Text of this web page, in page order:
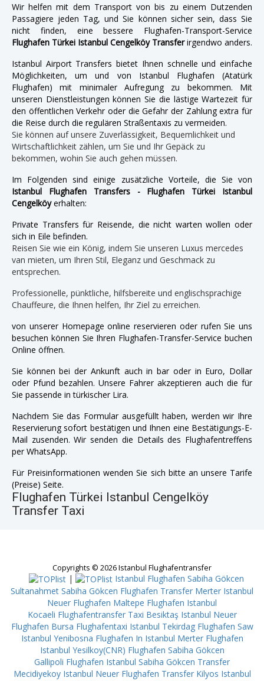
Wir helfen mit dem Transport von bis zu einem Dutzenden
Passagiere jeden Tag, und Sie können sicher sein, dass Sie
nicht finden, eine bessere Flughafen-Transport-Service
Flughafen Türkei Istanbul Cengelköy Transferirgendwo anders.
Istanbul Airport Transfers bietet Ihnen schnelle und einfache
Möglichkeiten, um und von Istanbul Flughafen (Atatürk
Flughafen) mit minimaler Aufregung zu bekommen. Mit
unseren Dienstleistungen können Sie die lästige Wartezeit für
den öffentlichen Verkehr oder die Gefahr der Zahlung extra für
die Reise durch die regulären Straßentaxis zu vermeiden.
Sie können auf unsere Zuverlässigkeit, Bequemlichkeit und
Wirtschaftlichkeit zählen, um Sie und Ihr Gepäck zu
bekommen, wohin Sie auch gehen müssen.
Im Folgenden sind einige zusätzliche Vorteile, die Sie von
Istanbul Flughafen Transfers - Flughafen Türkei Istanbul
Cengelköyerhalten:
Private Transfers für Reisende, die nicht warten wollen oder
sich in Eile befinden.
Reisen Sie wie ein König, indem Sie unseren Luxus mercedes
van mieten, um Ihren Stil, Eleganz und Geschmack zu
entsprechen.
Professionelle, pünktliche, hilfsbereite und englischsprachige
Chauffeure, die Ihnen helfen, Ihr Ziel zu erreichen.
von unserer Homepage online reservieren oder rufen Sie uns
besuchen können Sie Ihren Flughafen-Transfer-Service buchen
Online öffnen.
Sie können bei der Ankunft auch in bar oder in Euro, Dollar
oder Pfund bezahlen. Unsere Fahrer akzeptieren auch die für
Sie passende in türkischer Lira.
Nachdem Sie das Formular ausgefüllt haben, werden wir Ihre
Reservierung sofort bestätigen und Ihnen eine Bestätigungs-E-
Mail zusenden. Wir senden die Details des Flughafentreffens
per WhatsApp.
Für Preisinformationen wenden Sie sich bitte an unsere Tarife
(Preise) Seite.
Flughafen Türkei Istanbul Cengelköy
Transfer Taxi
Copyrights © 2026 Istanbul Flughafentransfer
|
Istanbul Flughafen Sabiha Gökcen
Sultanahmet Sabiha Gökcen Flughafen Transfer Merter Istanbul
Neuer Flughafen Maltepe Flughafen Istanbul
Kocaeli Flughafentransfer Taxi Besiktaş Istanbul Neuer
Flughafen Bursa Flughafentaxi Istanbul Tekirdag Flughafen Saw
Istanbul Yenibosna Flughafen In Istanbul Merter Flughafen
Istanbul Yesilkoy(CNR) Flughafen Sabiha Gökcen
Gallipoli Flughafen Istanbul Sabiha Gökcen Transfer
Mecidiyekoy Istanbul Neuer Flughafen Transfer Kilyos Istanbul